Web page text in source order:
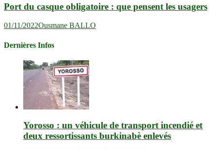
Port du casque obligatoire : que pensent les usagers
01/11/2022Ousmane BALLO
Dernières Infos
Yorosso : un véhicule de transport incendié et
deux ressortissants burkinabè enlevés